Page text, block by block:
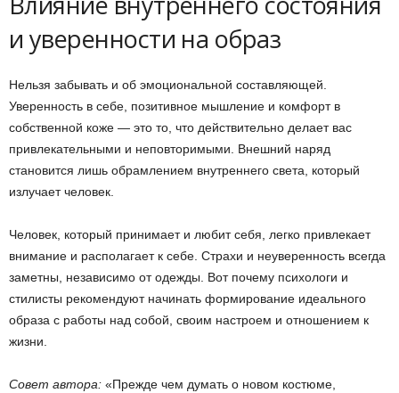
и уверенности на образ
Нельзя забывать и об эмоциональной составляющей.
Уверенность в себе, позитивное мышление и комфорт в
собственной коже — это то, что действительно делает вас
привлекательными и неповторимыми. Внешний наряд
становится лишь обрамлением внутреннего света, который
излучает человек.
Человек, который принимает и любит себя, легко привлекает
внимание и располагает к себе. Страхи и неуверенность всегда
заметны, независимо от одежды. Вот почему психологи и
стилисты рекомендуют начинать формирование идеального
образа с работы над собой, своим настроем и отношением к
жизни.
Совет автора: «Прежде чем думать о новом костюме,